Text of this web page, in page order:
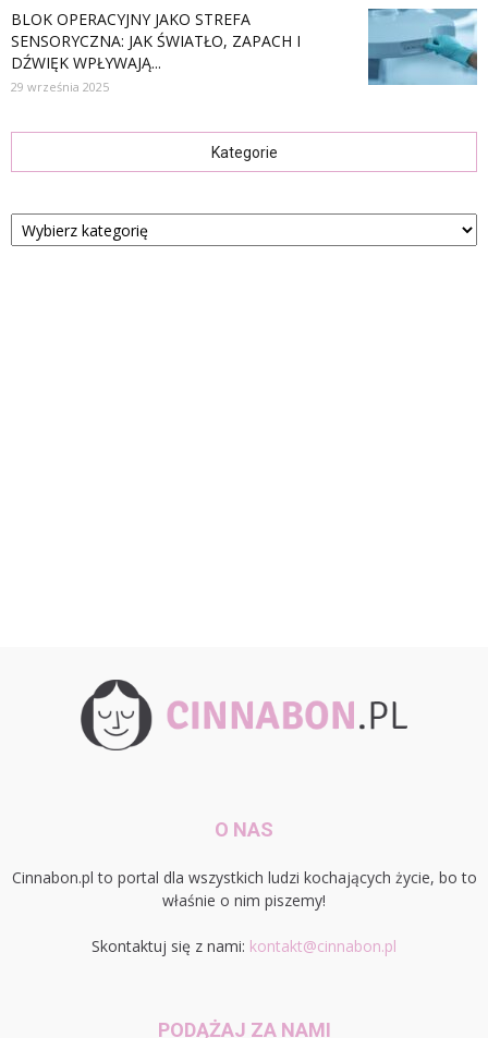
BLOK OPERACYJNY JAKO STREFA
SENSORYCZNA: JAK ŚWIATŁO, ZAPACH I
DŹWIĘK WPŁYWAJĄ...
29 września 2025
Kategorie
Kategorie
O NAS
Cinnabon.pl to portal dla wszystkich ludzi kochających życie, bo to
właśnie o nim piszemy!
Skontaktuj się z nami: kontakt@cinnabon.pl
PODĄŻAJ ZA NAMI